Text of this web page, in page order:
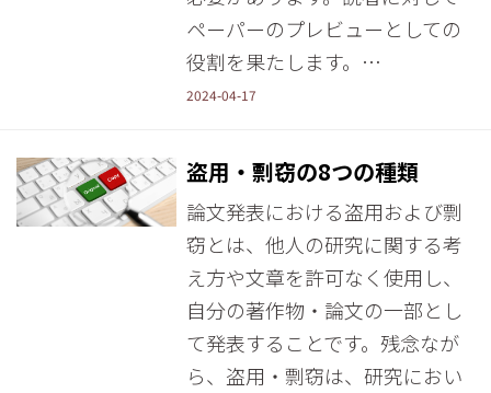
ペーパーのプレビューとしての
役割を果たします。…
2024-04-17
盗用・剽窃の8つの種類
論文発表における盗用および剽
窃とは、他人の研究に関する考
え方や文章を許可なく使用し、
自分の著作物・論文の一部とし
て発表することです。残念なが
ら、盗用・剽窃は、研究におい